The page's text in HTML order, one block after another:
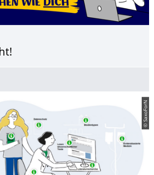
© SaxoForN